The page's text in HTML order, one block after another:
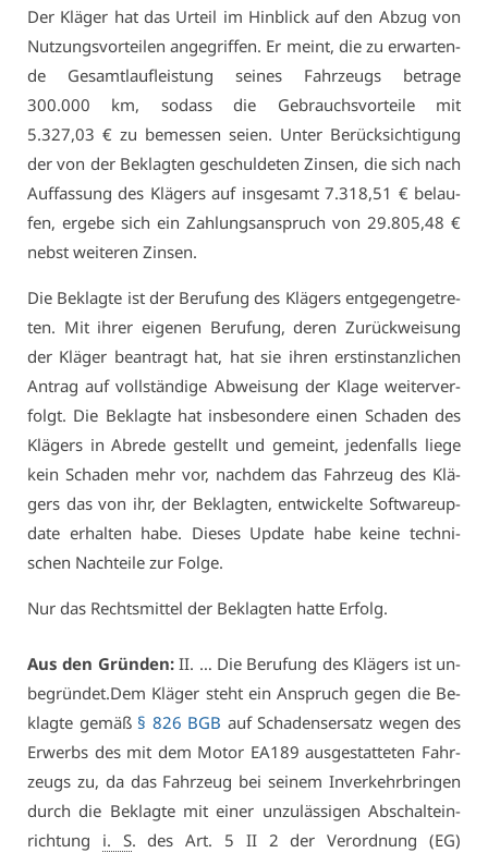
Der Klä­ger hat das Ur­teil im Hin­blick auf den Ab­zug von
Nut­zungs­vor­tei­len an­ge­grif­fen. Er meint, die zu er­war­ten­
de Ge­samt­lauf­leis­tung sei­nes Fahr­zeugs be­tra­ge
300.000 km, so­dass die Ge­brauchs­vor­tei­le mit
5.327,03 € zu be­mes­sen sei­en. Un­ter Be­rück­sich­ti­gung
der von der Be­klag­ten ge­schul­de­ten Zin­sen, die sich nach
Auf­fas­sung des Klä­gers auf ins­ge­samt 7.318,51 € be­lau­
fen, er­ge­be sich ein Zah­lungs­an­spruch von 29.805,48 €
nebst wei­te­ren Zin­sen.
Die Be­klag­te ist der Be­ru­fung des Klä­gers ent­ge­gen­ge­tre­
ten. Mit ih­rer ei­ge­nen Be­ru­fung, de­ren Zu­rück­wei­sung
der Klä­ger be­an­tragt hat, hat sie ih­ren erst­in­stanz­li­chen
An­trag auf voll­stän­di­ge Ab­wei­sung der Kla­ge wei­ter­ver­
folgt. Die Be­klag­te hat ins­be­son­de­re ei­nen Scha­den des
Klä­gers in Ab­re­de ge­stellt und ge­meint, je­den­falls lie­ge
kein Scha­den mehr vor, nach­dem das Fahr­zeug des Klä­
gers das von ihr, der Be­klag­ten, ent­wi­ckel­te Soft­ware­up­
date er­hal­ten ha­be. Die­ses Up­date ha­be kei­ne tech­ni­
schen Nach­tei­le zur Fol­ge.
Nur das Rechts­mit­tel der Be­klag­ten hat­te Er­folg.
Aus den Grün­den:II. … Die Be­ru­fung des Klä­gers ist un­
be­grün­det.Dem Klä­ger steht ein An­spruch ge­gen die Be­
klag­te ge­mäß § 826 BGB auf Scha­dens­er­satz we­gen des
Er­werbs des mit dem Mo­tor EA189 aus­ge­stat­te­ten Fahr­
zeugs zu, da das Fahr­zeug bei sei­nem In­ver­kehr­brin­gen
durch die Be­klag­te mit ei­ner un­zu­läs­si­gen Ab­schalt­ein­
rich­tung i. S. des Art. 5 II 2 der Ver­ord­nung (EG)